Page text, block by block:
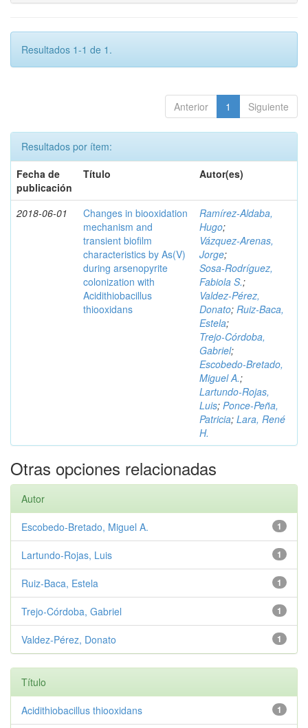
Resultados 1-1 de 1.
Anterior 1 Siguiente
Resultados por ítem:
Fecha de
publicación
Título Autor(es)
2018-06-01
Changes in biooxidation
mechanism and
transient biofilm
characteristics by As(V)
during arsenopyrite
colonization with
Acidithiobacillus
thiooxidans
Ramírez‑Aldaba,
Hugo;
Vázquez‑Arenas,
Jorge;
Sosa‑Rodríguez,
Fabiola S.;
Valdez‑Pérez,
Donato; Ruiz‑Baca,
Estela;
Trejo‑Córdoba,
Gabriel;
Escobedo‑Bretado,
Miguel A.;
Lartundo‑Rojas,
Luis; Ponce‑Peña,
Patricia; Lara, René
H.
Otras opciones relacionadas
Autor
1
Escobedo‑Bretado, Miguel A.
1
Lartundo‑Rojas, Luis
1
Ruiz‑Baca, Estela
1
Trejo‑Córdoba, Gabriel
1
Valdez‑Pérez, Donato
Título
1
Acidithiobacillus thiooxidans